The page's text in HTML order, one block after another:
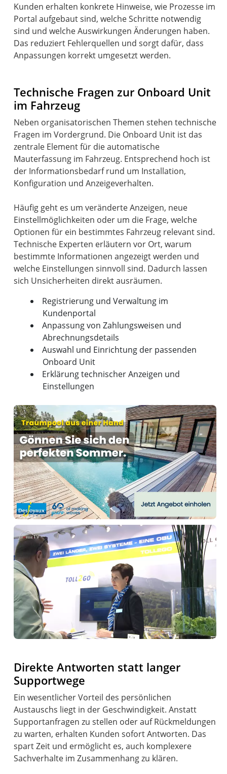
Kunden erhalten konkrete Hinweise, wie Prozesse im
Portal aufgebaut sind, welche Schritte notwendig
sind und welche Auswirkungen Änderungen haben.
Das reduziert Fehlerquellen und sorgt dafür, dass
Anpassungen korrekt umgesetzt werden.
Technische Fragen zur Onboard Unit
im Fahrzeug
Neben organisatorischen Themen stehen technische
Fragen im Vordergrund. Die Onboard Unit ist das
zentrale Element für die automatische
Mauterfassung im Fahrzeug. Entsprechend hoch ist
der Informationsbedarf rund um Installation,
Konfiguration und Anzeigeverhalten.
Häufig geht es um veränderte Anzeigen, neue
Einstellmöglichkeiten oder um die Frage, welche
Optionen für ein bestimmtes Fahrzeug relevant sind.
Technische Experten erläutern vor Ort, warum
bestimmte Informationen angezeigt werden und
welche Einstellungen sinnvoll sind. Dadurch lassen
Registrierung und Verwaltung im
Kundenportal
Anpassung von Zahlungsweisen und
Abrechnungsdetails
Auswahl und Einrichtung der passenden
Onboard Unit
Erklärung technischer Anzeigen und
Einstellungen
Anzeige
Direkte Antworten statt langer
Supportwege
Ein wesentlicher Vorteil des persönlichen
Austauschs liegt in der Geschwindigkeit. Anstatt
Supportanfragen zu stellen oder auf Rückmeldungen
zu warten, erhalten Kunden sofort Antworten. Das
spart Zeit und ermöglicht es, auch komplexere
Sachverhalte im Zusammenhang zu klären.